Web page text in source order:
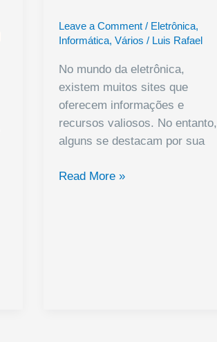
Leave a Comment / Eletrônica,
Informática,Vários / Luis Rafael
No mundo da eletrônica,
existem muitos sites que
oferecem informações e
recursos valiosos. No entanto,
alguns se destacam por sua
Tesourinho
Read More »